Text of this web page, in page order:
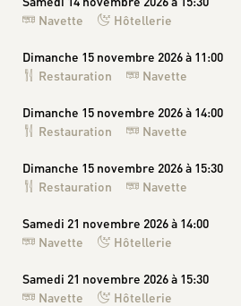
Navette
Hôtellerie
Dimanche 15 novembre 2026 à 11:00
Restauration
Navette
Dimanche 15 novembre 2026 à 14:00
Restauration
Navette
Dimanche 15 novembre 2026 à 15:30
Restauration
Navette
Samedi 21 novembre 2026 à 14:00
Navette
Hôtellerie
Samedi 21 novembre 2026 à 15:30
Navette
Hôtellerie